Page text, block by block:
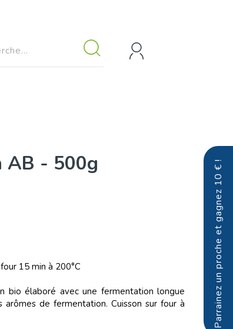
Parrainez un proche et gagnez 10 € !
AB - 500g
15 min à 200°C
bio élaboré avec une fermentation longue
de fermentation. Cuisson sur four à